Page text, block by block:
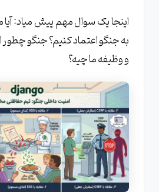
اینجا یک سوال مهم پیش میاد:
به جنگو اعتماد کنیم؟ جنگو
و وظیفه ما چیه؟